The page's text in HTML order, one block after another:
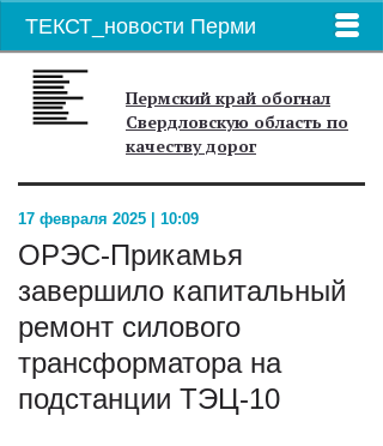
ТЕКСТ_новости Перми
Пермский край обогнал
Свердловскую область по
качеству дорог
17 февраля 2025 | 10:09
ОРЭС-Прикамья
завершило капитальный
ремонт силового
трансформатора на
подстанции ТЭЦ-10